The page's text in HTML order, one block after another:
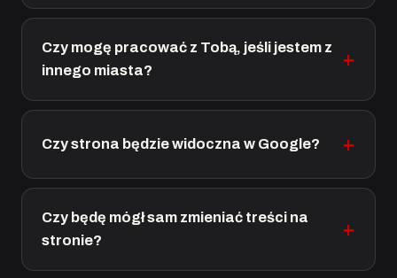
Czy mogę pracować z Tobą, jeśli jestem z
innego miasta?
Czy strona będzie widoczna w Google?
Czy będę mógł sam zmieniać treści na
stronie?